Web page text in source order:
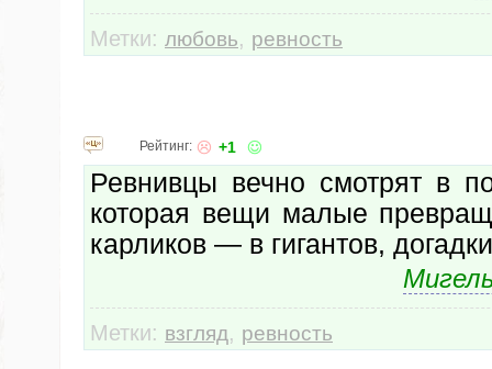
Метки: любовь, ревность
Рейтинг: +1
Ревнивцы вечно смотрят в
которая вещи малые
карликов — в гигантов,
Метки: взгляд, ревность